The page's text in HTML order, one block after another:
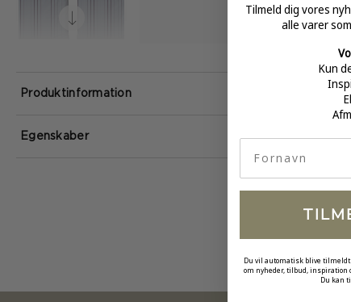
Egenskaber
Produktinformation
Tilmeld dig vores
alle varer
Kun
Du vil automatisk blive tilmeldt
om nyheder, tilbud, inspiration
Du kan